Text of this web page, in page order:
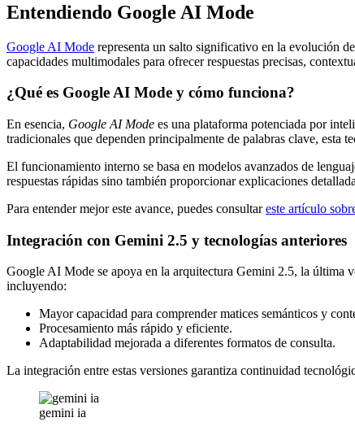
Entendiendo Google AI Mode
Google AI Mode representa un salto significativo en la evolución
capacidades multimodales para ofrecer respuestas precisas,
¿Qué es Google AI Mode y cómo funciona?
En esencia, Google AI Mode es una plataforma potenciada por
tradicionales que dependen principalmente de palabras clave, esta
El funcionamiento interno se basa en modelos avanzados de
respuestas rápidas sino también proporcionar explicaciones
Para entender mejor este avance, puedes consultareste artículo
Integración con Gemini 2.5 y tecnologías anteriores
Google AI Mode se apoya en la arquitectura Gemini 2.5, la última
incluyendo:
Mayor capacidad para comprender matices semánticos y
Procesamiento más rápido y eficiente.
Adaptabilidad mejorada a diferentes formatos de consulta.
La integración entre estas versiones garantiza continuidad
gemini ia